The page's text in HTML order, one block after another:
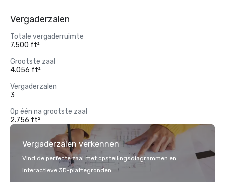
Vergaderzalen
Totale vergaderruimte
7.500 ft²
Grootste zaal
4.056 ft²
Vergaderzalen
3
Op één na grootste zaal
2.756 ft²
Vergaderzalen verkennen
Vind de perfecte zaal met opstellingsdiagrammen en
interactieve 3D-plattegronden.